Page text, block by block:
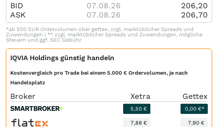
BID 07.08.26
206,20
ASK
07.08.26 206,70
*ab 500 EUR Ordervolumen über gettex, zzgl. marktüblicher Spreads und
Zuwendungen | ** zzgl. marktüblicher Spreads und Zuwendungen, mögliche
Steuern und ggf. SEC Gebühr
IQVIA Holdings günstig handeln
Kostenvergleich pro Trade bei einem 5.000 € Ordervolumen, je nach
Handelsplatz
Broker Xetra Gettex
5,50 € 0,00 €*
7,88 € 7,90 €